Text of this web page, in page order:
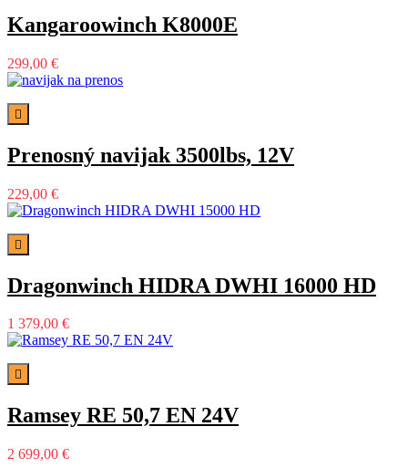
Kangaroowinch K8000E
299,00 €

Prenosný navijak 3500lbs, 12V
229,00 €

Dragonwinch HIDRA DWHI 16000 HD
1 379,00 €

Ramsey RE 50,7 EN 24V
2 699,00 €